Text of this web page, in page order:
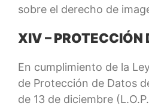
sobre el derecho de
XIV – PROTECCIÓN
En cumplimiento de la
de Protección de Datos
de 13 de diciembre